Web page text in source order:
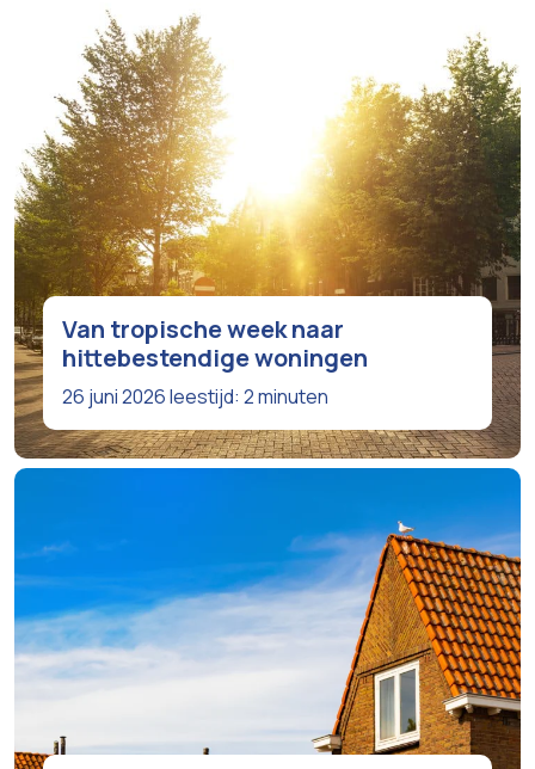
Van tropische week naar
hittebestendige woningen
26 juni 2026leestijd: 2 minuten